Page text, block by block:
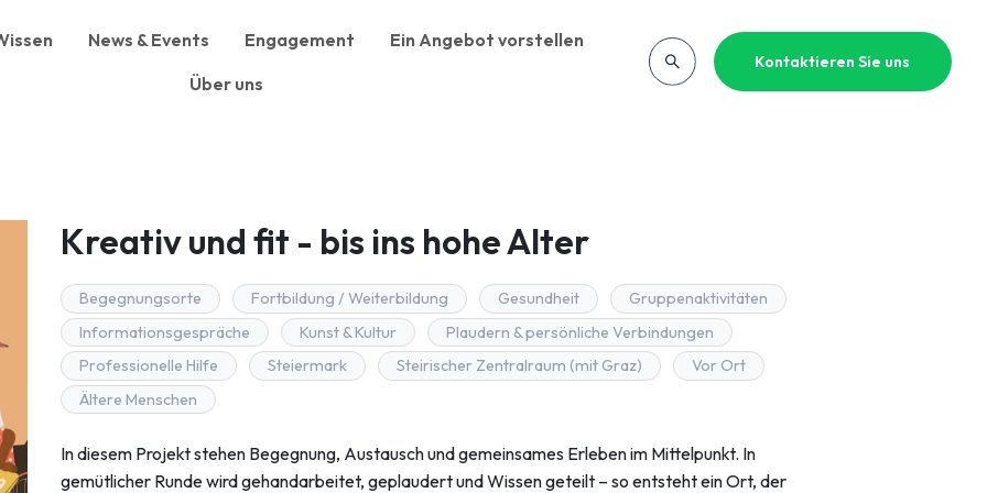
News & Events Engagement
Ein Angebot vorstellen
Über uns
Kontaktieren Sie uns
Kreativ und fit - bis ins hohe Alter
Begegnungsorte Fortbildung / Weiterbildung Gesundheit
Gruppenaktivitäten
Informationsgespräche
Kunst & Kultur
Plaudern & persönliche Verbindungen
Professionelle Hilfe
Steiermark Steirischer Zentralraum (mit Graz)
Vor Ort
Ältere Menschen
In diesem Projekt stehen Begegnung, Austausch und gemeinsames Erleben im Mittelpunkt. In
gemütlicher Runde wird gehandarbeitet, geplaudert und Wissen geteilt – so entsteht ein Ort, der